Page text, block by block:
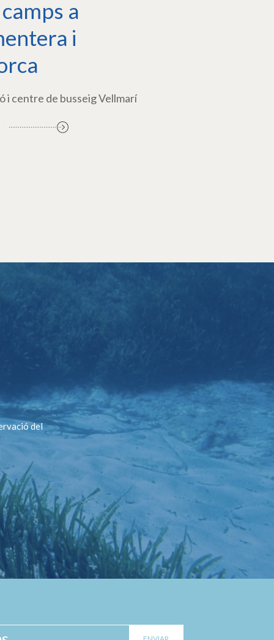
a
i
i centre de busseig Vellmarí
del